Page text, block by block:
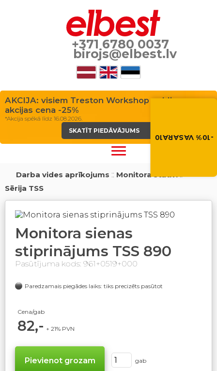
Vasara nāk ar
Izmanto atlaides
-10% VASARA10
+371 6780 0037
birojs@elbest.lv
AKCIJA: visiem Treston Workshop galdiem
akcijas cena -25%
*Akcija spēkā līdz 16.08.2026.
SKATĪT PIEDĀVĀJUMS
Darba vides aprīkojums :: Monitora statīvi
Sērija TSS
Monitora sienas
stiprinājums TSS 890
Pasūtījuma kods: 961+0519+000
Paredzamais piegādes laiks: tiks precizēts pasūtot
Cena/gab
82,- + 21% PVN
gab